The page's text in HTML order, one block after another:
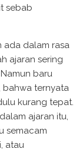
sebab
ada dalam rasa
ajaran sering
baru
bahwa ternyata
kurang tepat.
ajaran itu,
semacam
atau